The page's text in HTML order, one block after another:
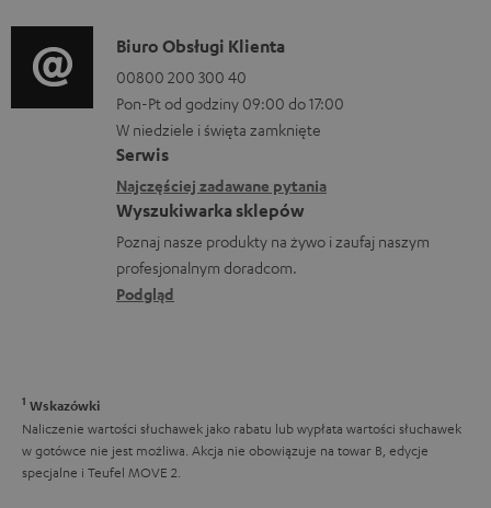
c
j
e
o
w
y
s
y
o
r
m
a
c
j
e
d
o
z
ą
D
a
n
e
k
o
n
t
a
w
e
Biuro Obsługi Klienta
00800 200 300 40
Pon-Pt od godziny 09:00 do 17:00
W niedziele i święta zamknięte
Serwis
Najczęściej zadawane pytania
Wyszukiwarka sklepów
Poznaj nasze produkty na żywo i zaufaj naszym
profesjonalnym doradcom.
Podgląd
1 Wskazówki
Naliczenie wartości słuchawek jako rabatu lub wypłata wartości słuchawek
w gotówce nie jest możliwa. Akcja nie obowiązuje na towar B, edycje
specjalne i Teufel MOVE 2.